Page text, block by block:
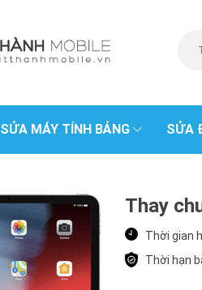
SỬA MÁY TÍNH BẢNG SỬA
Thay
Thời gian
Thời hạn